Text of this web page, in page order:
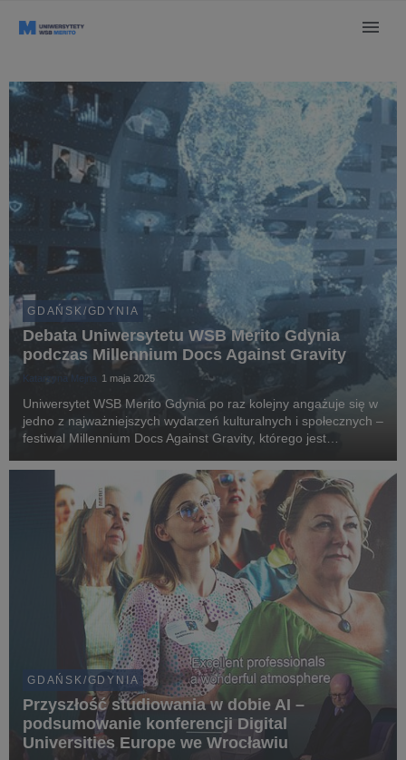
GDAŃSK/GDYNIA
Debata Uniwersytetu WSB Merito Gdynia
podczas Millennium Docs Against Gravity
Katarzyna Mejna 1 maja 2025
Uniwersytet WSB Merito Gdynia po raz kolejny angażuje się w
jedno z najważniejszych wydarzeń kulturalnych i społecznych –
festiwal Millennium Docs Against Gravity, którego jest
zapraszamy na seans filmu „Grabież” i towa...
GDAŃSK/GDYNIA
Przyszłość studiowania w dobie AI –
podsumowanie konferencji Digital
Universities Europe we Wrocławiu